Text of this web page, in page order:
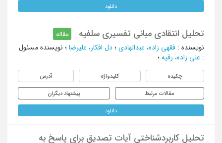
دانلود
تحلیل انتقادی مبانی تفسیری سلفیه
مقاله
نویسنده : فقهی زاده، عبدالهادی ؛ دل افکار، علیرضا ؛ نویسنده مسئول
: علی زاده، رقیه ؛
چکیده کلیدواژه آدرس
مقالات مرتبط پیشنهاد دیگران
دانلود
تحلیل کاربردشناختی آیات تصدیق برای پاسخ به